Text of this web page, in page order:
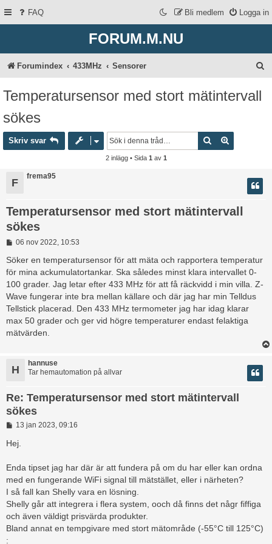
FAQ Logga in
Bli medlem
FORUM.M.NU
Forumindex 433MHz Sensorer
Temperatursensor med stort mätintervall
sökes
Skriv svar Sök
2 inlägg • Sida 1 av 1
F
frema95
Temperatursensor med stort mätintervall
sökes
l
g
g
06 nov 2022, 10:53
Söker en temperatursensor för att mäta och rapportera temperatur
för mina ackumulatortankar. Ska således minst klara intervallet 0-
100 grader. Jag letar efter 433 MHz för att få räckvidd i min villa. Z-
Wave fungerar inte bra mellan källare och där jag har min Telldus
Tellstick placerad. Den 433 MHz termometer jag har idag klarar
max 50 grader och ger vid högre temperaturer endast felaktiga
mätvärden.
H
hannuse
Tar hemautomation på allvar
Re: Temperatursensor med stort mätintervall
sökes
l
ä
g
13 jan 2023, 09:16
Hej.
Enda tipset jag har där är att fundera på om du har eller kan ordna
med en fungerande WiFi signal till mätstället, eller i närheten?
I så fall kan Shelly vara en lösning.
Shelly går att integrera i flera system, ooch då finns det någr fiffiga
och även väldigt prisvärda produkter.
Bland annat en tempgivare med stort mätområde (-55°C till 125°C)
: